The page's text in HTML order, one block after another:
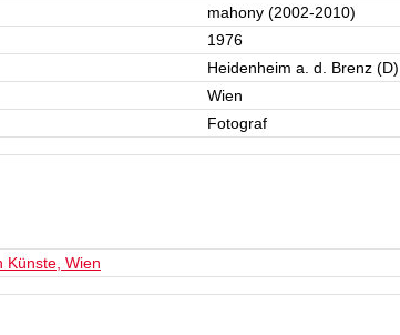
mahony (2002-2010)
1976
Heidenheim a. d. Brenz (D)
Wien
Fotograf
Künste, Wien